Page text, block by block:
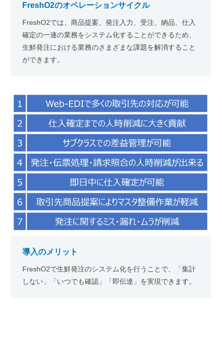
FreshO2のオペレーションサイクル
FreshO2では、商品提案、発注入力、受注、納品、仕入
確定の一連の業務をシステム化することができるため、
生鮮発注における業務のさまざまな課題を解消すること
ができます。
導入のメリット
FreshO2で生鮮発注のシステム化を行うことで、「集計
しない」「いつでも確認」「即伝達」を実現できます。